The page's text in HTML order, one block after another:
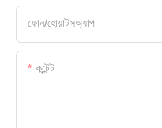
ফোন/হোয়াটসঅ্যাপ
কন্টেন্ট